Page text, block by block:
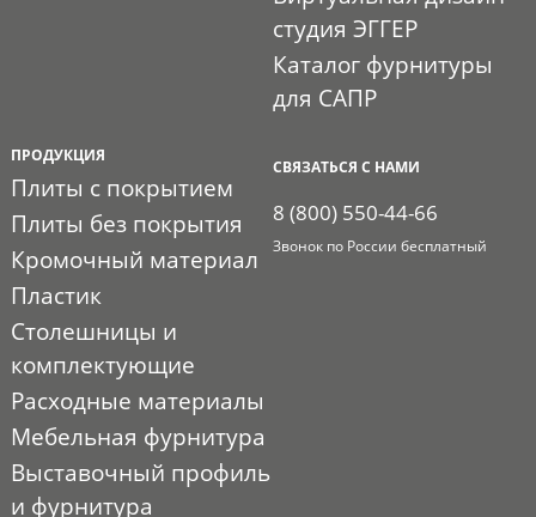
студия ЭГГЕР
Каталог фурнитуры
для САПР
ПРОДУКЦИЯ
Плиты с покрытием
Плиты без покрытия
Кромочный материал
Пластик
Столешницы и
комплектующие
Расходные материалы
Мебельная фурнитура
Выставочный профиль
и фурнитура
СВЯЗАТЬСЯ С НАМИ
8 (800) 550-44-66
Звонок по России бесплатный